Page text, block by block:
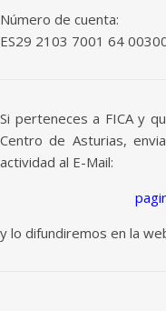
Número de cuenta:
ES29 2103 7001 64
Si perteneces a FICA y
Centro de Asturias,
actividad al E-Mail:
y lo difundiremos en la